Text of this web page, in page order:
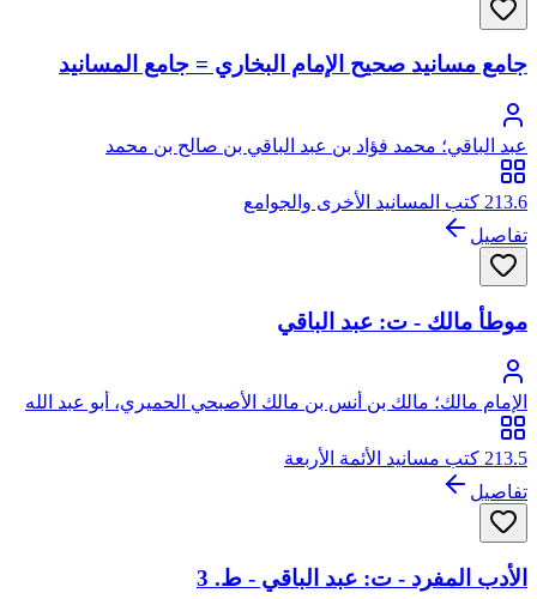
جامع مسانيد صحيح الإمام البخاري = جامع المسانيد
عبد الباقي؛ محمد فؤاد بن عبد الباقي بن صالح بن محمد
213.6 كتب المسانيد الأخرى والجوامع
تفاصيل
موطأ مالك - ت: عبد الباقي
الإمام مالك؛ مالك بن أنس بن مالك الأصبحي الحميري، أبو عبد الله
213.5 كتب مسانيد الأئمة الأربعة
تفاصيل
الأدب المفرد - ت: عبد الباقي - ط. 3